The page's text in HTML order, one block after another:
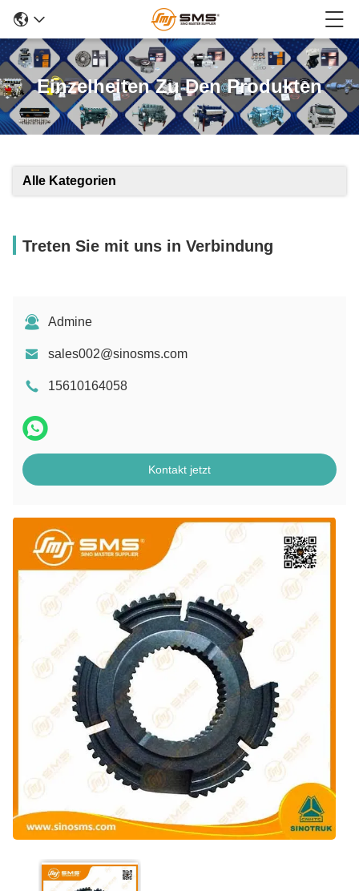
Einzelheiten Zu Den Produkten
Alle Kategorien
Treten Sie mit uns in Verbindung
Admine
sales002@sinosms.com
15610164058
Kontakt jetzt